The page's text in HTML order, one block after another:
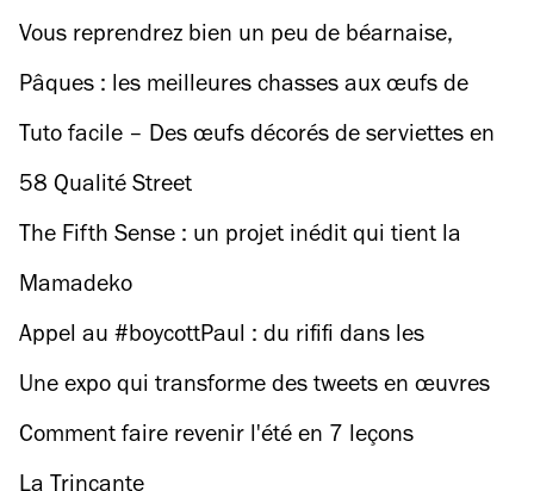
Vous reprendrez bien un peu de béarnaise,
Monsieur Le Président ?
Pâques : les meilleures chasses aux œufs de
Paris et sa banlieue
Tuto facile – Des œufs décorés de serviettes en
papier pour Pâques
58 Qualité Street
The Fifth Sense : un projet inédit qui tient la
création contemporaine féminine en odeur de
sainteté
Mamadeko
Appel au #boycottPaul : du rififi dans les
viennoiseries
Une expo qui transforme des tweets en œuvres
d’art
Comment faire revenir l'été en 7 leçons